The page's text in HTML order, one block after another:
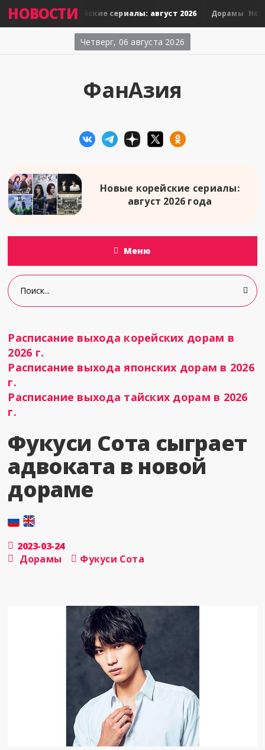
НОВОСТИ
Дорамы Новые тайские сериалы: август 2026 Дорамы
Четверг, 06 августа 2026
ФанАзия
Новые корейские сериалы:
август 2026 года
Меню
Расписание выхода корейских дорам в
2026 г.
Расписание выхода японских дорам в 2026
г.
Расписание выхода тайских дорам в 2026
г.
Фукуси Сота сыграет
адвоката в новой
дораме
2023-03-24
Дорамы
Фукуси Сота